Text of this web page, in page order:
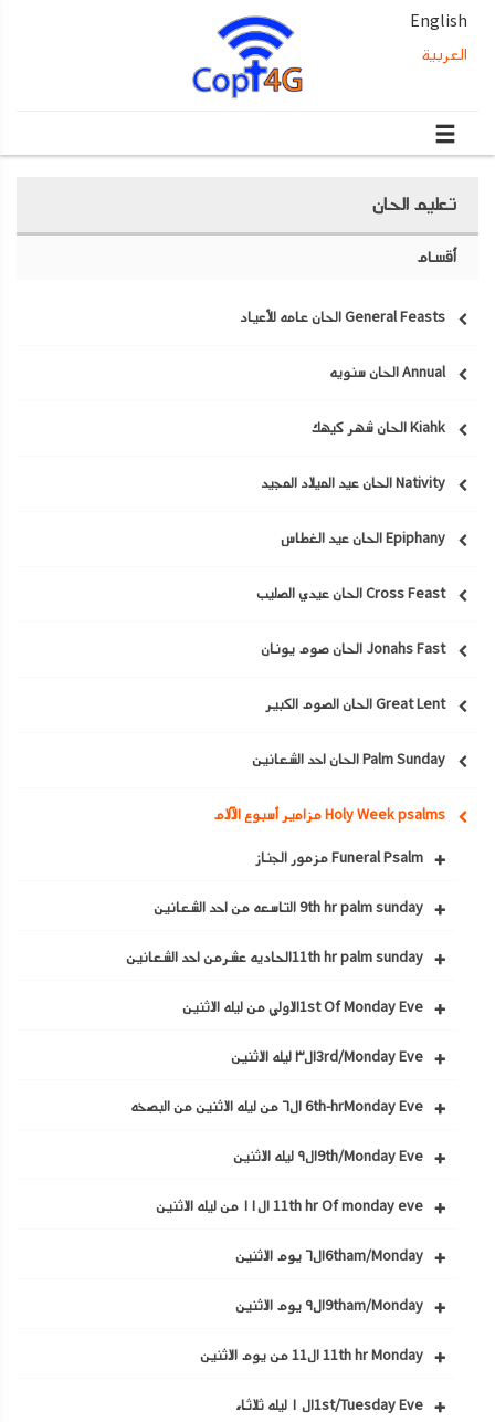
English
العربية
تعليم الحان
أقسام
General Feasts الحان عامه للأعياد
Annual الحان سنويه
Kiahk الحان شهر كيهك
Nativity الحان عيد الميلاد المجيد
Epiphany الحان عيد الغطاس
Cross Feast الحان عيدي الصليب
Jonahs Fast الحان صوم يونان
Great Lent الحان الصوم الكبير
Palm Sunday الحان احد الشعانين
Holy Week psalms مزامير أسبوع الآلام
Funeral Psalm مزمور الجناز
9th hr palm sunday التاسعه من احد الشعانين
11th hr palm sundayالحاديه عشرمن احد الشعانين
1st Of Monday Eveالاولي من ليله الاثنين
3rd/Monday Eveال٣ ليله الاثنين
6th-hrMonday Eve ال٦ من ليله الاثنين من البصخه
9th/Monday Eveال٩ ليله الاثنين
11th hr Of monday eve ال١١ من ليله الاثنين
6tham/Mondayال٦ يوم الاثنين
9tham/Mondayال٩ يوم الاثنين
11th hr Monday ال11 من يوم الاثنين
1st/Tuesday Eveال ١ ليله ثلاثاء